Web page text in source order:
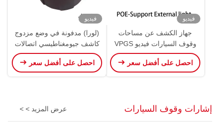
فيديو
جهاز الكشف عن مساحات
وقوف السيارات فيديو VPGS
كاميرات LPR المركبة 3
مساحات
احصل على أفضل سعر
فيديو
(لورا) مدفونة في وضع مزدوج
كاشف جيومغناطيسي اتصالات
لاسلكية
احصل على أفضل سعر
إشارات وقوف السيارات عرض المزيد > >